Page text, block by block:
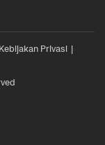
Kebijakan Privasi